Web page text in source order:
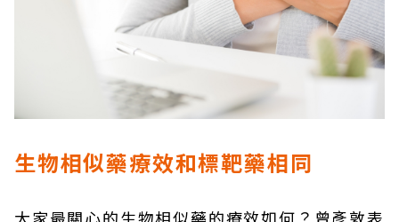
生物相似藥療效和標靶藥相同